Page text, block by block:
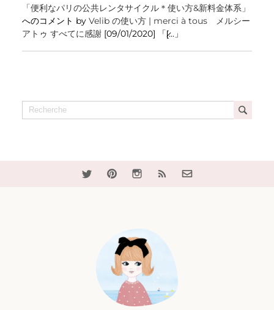
「便利なパリの公共レンタサイクル＊使い方&新料金体系」
へのコメント by Velib の使い方 | merci à tous メルシー
アトゥ すべてに感謝[09/01/2020] 「[̷...」